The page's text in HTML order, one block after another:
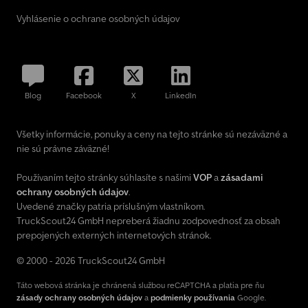
Vyhlásenie o ochrane osobných údajov
Blog Facebook X LinkedIn
Všetky informácie, ponuky a ceny na tejto stránke sú nezáväzné a
nie sú právne záväzné!
Používaním tejto stránky súhlasíte s našimi VOPazásadami
ochrany osobných údajov.
Uvedené značky patria príslušným vlastníkom.
TruckScout24 GmbH nepreberá žiadnu zodpovednosť za obsah
prepojených externých internetových stránok.
© 2000 - 2026 TruckScout24 GmbH
Táto webová stránka je chránená službou reCAPTCHA a platia pre ňu
zásady ochrany osobných údajov a podmienky používania Google.